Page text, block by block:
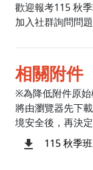
歡迎報考115 秋
加入社群詢問問題
相關附件
※為降低附件原
將由瀏覽器先下
境安全後，再決
115 秋季